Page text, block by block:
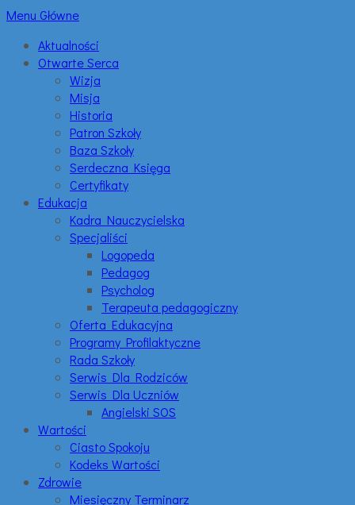
Menu Główne
Aktualności
Otwarte Serca
Wizja
Misja
Historia
Patron Szkoły
Baza Szkoły
Serdeczna Księga
Certyfikaty
Edukacja
Kadra Nauczycielska
Specjaliści
Logopeda
Pedagog
Psycholog
Terapeuta pedagogiczny
Oferta Edukacyjna
Programy Profilaktyczne
Rada Szkoły
Serwis Dla Rodziców
Serwis Dla Uczniów
Angielski SOS
Wartości
Ciasto Spokoju
Kodeks Wartości
Zdrowie
Miesięczny Terminarz